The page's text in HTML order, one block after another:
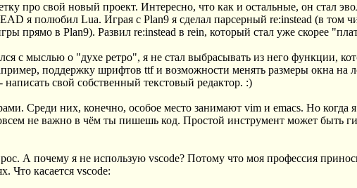
про свой новый проект. Интересно, что как и остальные, он стал
я полюбил Lua. Играя с Plan9 я сделал парсерный re:instead (в том
прямо в Plan9). Развил re:instead в rein, который стал уже скорее
с мыслью о "духе ретро", я не стал выбрасывать из него функции,
поддержку шрифтов ttf и возможности менять размеры окна на
написать свой собственный текстовый редактор. :)
Среди них, конечно, особое место занимают vim и emacs. Но когда
не важно в чём ты пишешь код. Простой инструмент может быть
А почему я не использую vscode? Потому что моя профессия
Что касается vscode: